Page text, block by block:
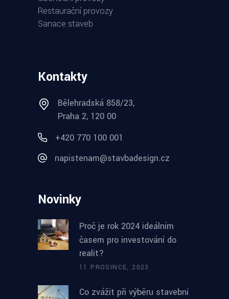
Restaurační provozy
Sanace staveb
Kontakty
Bělehradská 858/23,
Praha 2, 120 00
+420 770 100 001
napistenam@stavbadesign.cz
Novinky
Proč je rok 2024 ideálním
časem pro investování do
realit?
11 PROSINCE, 2023
Co zvážit při výběru stavební